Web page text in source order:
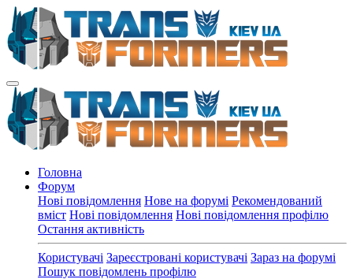
Головна
Форум
Нові повідомлення Нове на форумі Рекомендований
вміст Нові повідомлення Нові повідомлення профілю
Остання активність
Користувачі Зареєстровані користувачі Зараз на форумі
Пошук повідомлень профілю